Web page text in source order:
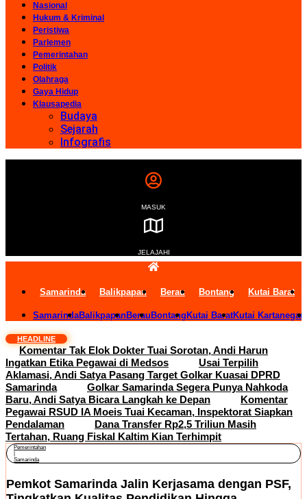
Nasional
Hukum & Kriminal
Peristiwa
Parlemen
Pemerintahan
Politik
Olahraga
Gaya Hidup
Klausapedia
Budaya
Sejarah
Infografis
MASUK
JELAJAHI
Samarinda Balikpapan Berau Bontang Kutai Barat
SamarindaBalikpapanBerau Bontang Kutai BaratKutai
HEADLINE
Komentar Tak Elok Dokter Tuai Sorotan, Andi Harun
Ingatkan Etika Pegawai di Medsos
Usai Terpilih
Aklamasi, Andi Satya Pasang Target Golkar Kuasai DPRD
Samarinda
Golkar Samarinda Segera Punya Nahkoda
Baru, Andi Satya Bicara Langkah ke Depan
Komentar
Pegawai RSUD IA Moeis Tuai Kecaman, Inspektorat Siapkan
Pendalaman
Dana Transfer Rp2,5 Triliun Masih
Tertahan, Ruang Fiskal Kaltim Kian Terhimpit
Pemerintahan
Samarinda
Pemkot Samarinda Jalin Kerjasama dengan PSF,